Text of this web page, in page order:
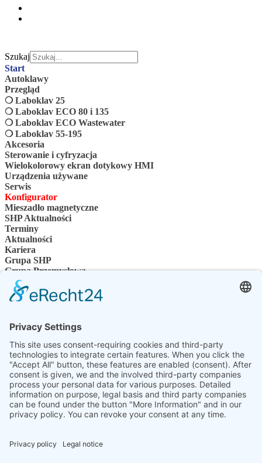
Szukaj
Start
Autoklawy
Przegląd
❍ Laboklav 25
❍ Laboklav ECO 80 i 135
❍ Laboklav ECO Wastewater
❍ Laboklav 55-195
Akcesoria
Sterowanie i cyfryzacja
Wielokolorowy ekran dotykowy HMI
Urządzenia używane
Serwis
Konfigurator
Mieszadło magnetyczne
SHP Aktualności
Terminy
Aktualności
Kariera
Grupa SHP
Grupa Przemysłowa
Osoba kontaktowa
Kontakt
Sprzedawcy specjalistyczni
Pliki do pobrania SHP
Wybierz swój język
DE
EN
PL